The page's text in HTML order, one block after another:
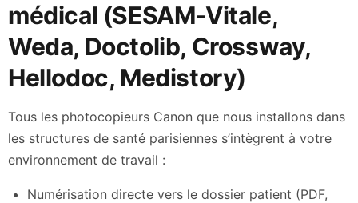
médical (SESAM-Vitale,
Weda, Doctolib, Crossway,
Hellodoc, Medistory)
Tous les photocopieurs Canon que nous installons dans
les structures de santé parisiennes s’intègrent à votre
environnement de travail :
Numérisation directe vers le dossier patient (PDF,